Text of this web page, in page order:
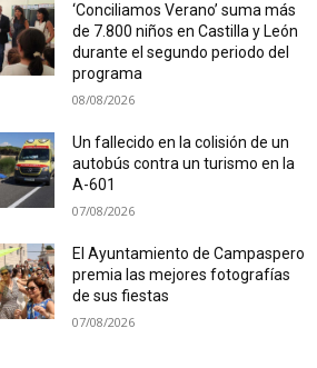
‘Conciliamos Verano’ suma más
de 7.800 niños en Castilla y León
durante el segundo periodo del
programa
08/08/2026
Un fallecido en la colisión de un
autobús contra un turismo en la
A-601
07/08/2026
El Ayuntamiento de Campaspero
premia las mejores fotografías
de sus fiestas
07/08/2026